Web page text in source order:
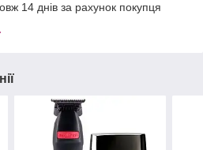
14 днів за рахунок покупця